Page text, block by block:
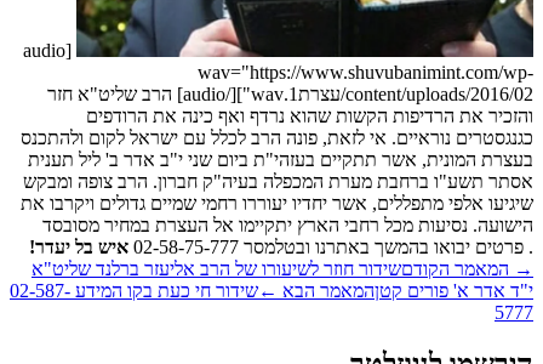
[audio
wav="https://www.shuvubanimint.com/
content/uploads/2016/02/עצרת1.wav"][/audio] הרב שליט"א חזר
את הרדיפות הקשות שהוא נרדף ואף כינה את הרודפים
נוראיים. אי לזאת, פונה הרב לכלל עם ישראל לקום ולהתכנס
המונית, אשר תתקיים בעזהי"ת ביום שני י"ב אדר ב' ליל תענית
תשע"ו ברחבת מערת המכפלה בעיה"ק חברון. הרב צופה ומבקש
אלפי מתפללים, אשר יחדיו יעוררו רחמי שמיים גדולים ויקרבו את
נסיעות מכל רחבי הארץ יתקיימו אל העצרת במחיר מסובסד
יבואו בהמשך באתרנו ובטלמסר 02-58-75-777
איש בל יעדר!
המאמר הקודםשידור חוזר לשיעורו של הרב אליעזר ברלנד שליט"א
אדר א' פורים קטןהמאמר הבא ←
שידור חי כעת בקו המידע 02-587-